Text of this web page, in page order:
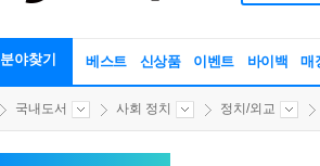
야찾기 베스트 신상품 이벤트 바이백 매
국내도서 사회 정치 정치/외교